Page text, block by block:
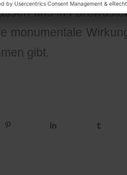
uns in
monumentale
gibt.